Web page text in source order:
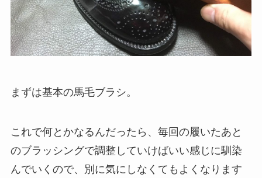
まずは基本の馬毛ブラシ。
これで何とかなるんだったら、毎回の履いたあと
のブラッシングで調整していけばいい感じに馴染
んでいくので、別に気にしなくてもよくなります